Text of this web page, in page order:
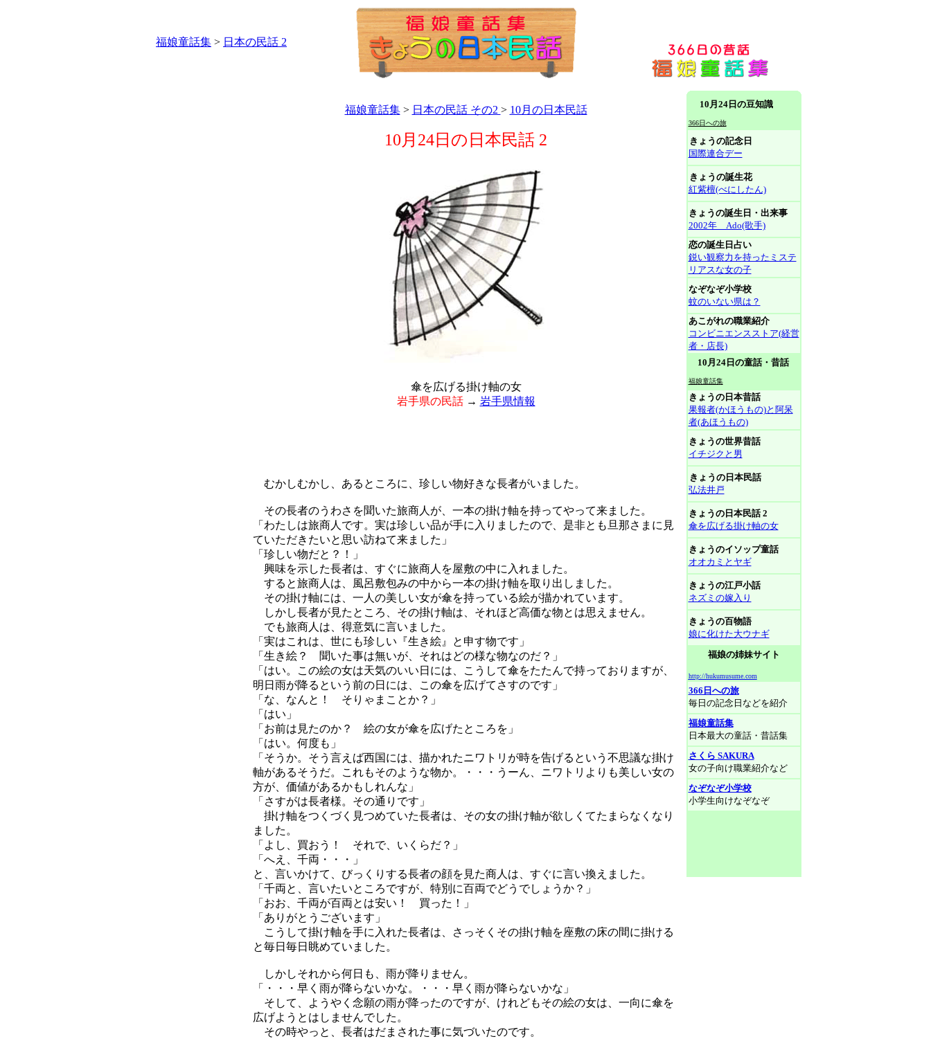
福娘童話集 > 日本の民話 2
福娘童話集> 日本の民話 その2 > 10月の日本民話
10月24日の日本民話 2
傘を広げる掛け軸の女
岩手県の民話→ 岩手県情報
むかしむかし、あるところに、珍しい物好きな長者がいました。
その長者のうわさを聞いた旅商人が、一本の掛け軸を持ってやって来ました。
「わたしは旅商人です。実は珍しい品が手に入りましたので、是非とも旦那さまに見
ていただきたいと思い訪ねて来ました」
「珍しい物だと？！」
興味を示した長者は、すぐに旅商人を屋敷の中に入れました。
すると旅商人は、風呂敷包みの中から一本の掛け軸を取り出しました。
その掛け軸には、一人の美しい女が傘を持っている絵が描かれています。
しかし長者が見たところ、その掛け軸は、それほど高価な物とは思えません。
でも旅商人は、得意気に言いました。
「実はこれは、世にも珍しい『生き絵』と申す物です」
「生き絵？ 聞いた事は無いが、それはどの様な物なのだ？」
「はい。この絵の女は天気のいい日には、こうして傘をたたんで持っておりますが、
明日雨が降るという前の日には、この傘を広げてさすのです」
「な、なんと！ そりゃまことか？」
「はい」
「お前は見たのか？ 絵の女が傘を広げたところを」
「はい。何度も」
「そうか。そう言えば西国には、描かれたニワトリが時を告げるという不思議な掛け
軸があるそうだ。これもそのような物か。・・・うーん、ニワトリよりも美しい女の
方が、価値があるかもしれんな」
「さすがは長者様。その通りです」
掛け軸をつくづく見つめていた長者は、その女の掛け軸が欲しくてたまらなくなり
ました。
「よし、買おう！ それで、いくらだ？」
「へえ、千両・・・」
と、言いかけて、びっくりする長者の顔を見た商人は、すぐに言い換えました。
「千両と、言いたいところですが、特別に百両でどうでしょうか？」
「おお、千両が百両とは安い！ 買った！」
「ありがとうございます」
こうして掛け軸を手に入れた長者は、さっそくその掛け軸を座敷の床の間に掛ける
と毎日毎日眺めていました。
しかしそれから何日も、雨が降りません。
「・・・早く雨が降らないかな。・・・早く雨が降らないかな」
そして、ようやく念願の雨が降ったのですが、けれどもその絵の女は、一向に傘を
広げようとはしませんでした。
その時やっと、長者はだまされた事に気づいたのです。
10月24日の豆知識
366日への旅
きょうの記念日
国際連合デー
きょうの誕生花
紅紫檀(べにしたん)
きょうの誕生日・出来事
2002年 Ado(歌手)
恋の誕生日占い
鋭い観察力を持ったミステ
リアスな女の子
なぞなぞ小学校
蚊のいない県は？
あこがれの職業紹介
コンビニエンスストア(経営
者・店長)
10月24日の童話・昔話
福娘童話集
きょうの日本昔話
果報者(かほうもの)と阿呆
者(あほうもの)
きょうの世界昔話
イチジクと男
きょうの日本民話
弘法井戸
きょうの日本民話 2
傘を広げる掛け軸の女
きょうのイソップ童話
オオカミとヤギ
きょうの江戸小話
ネズミの嫁入り
きょうの百物語
娘に化けた大ウナギ
福娘の姉妹サイト
http://hukumusume.com
366日への旅
毎日の記念日などを紹介
福娘童話集
日本最大の童話・昔話集
さくら SAKURA
女の子向け職業紹介など
なぞなぞ小学校
小学生向けなぞなぞ